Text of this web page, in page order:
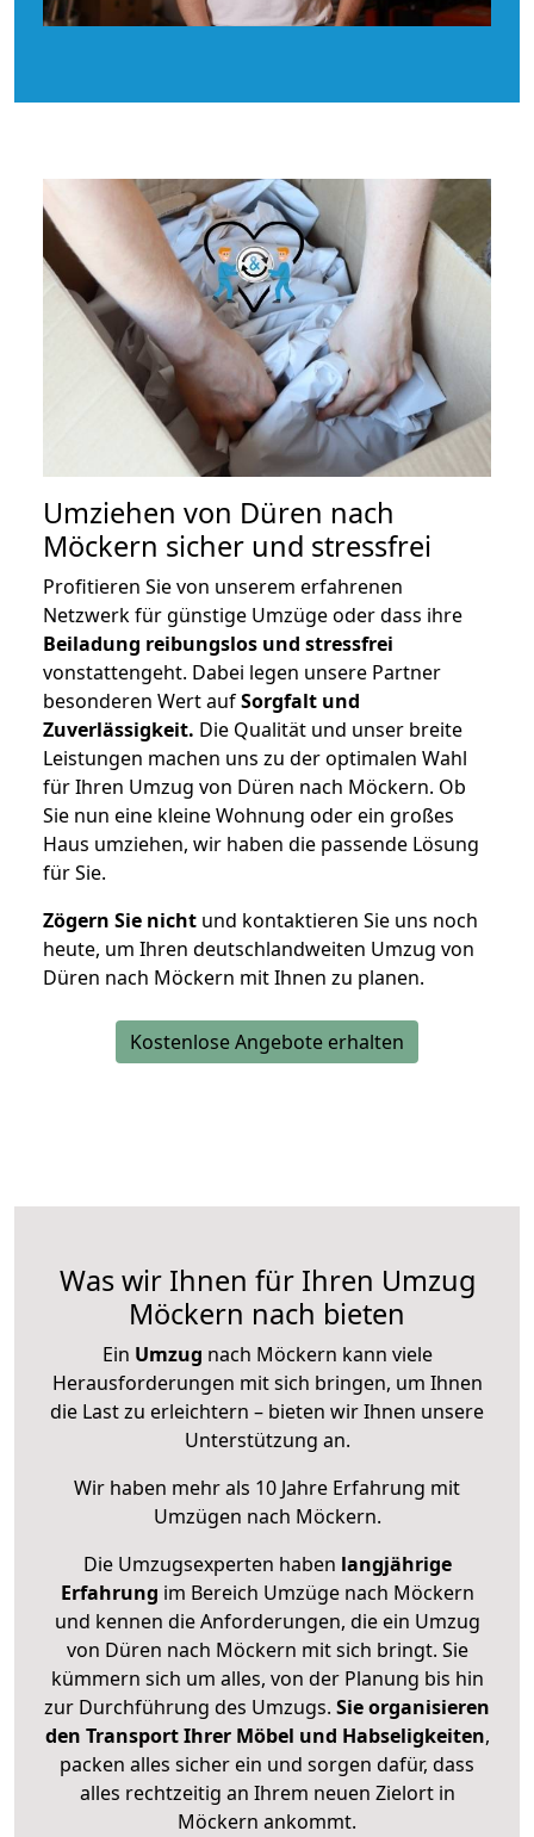
Umziehen von Düren nach
Möckern sicher und stressfrei
Profitieren Sie von unserem erfahrenen
Netzwerk für günstige Umzüge oder dass ihre
Beiladung reibungslos und stressfrei
vonstattengeht. Dabei legen unsere Partner
besonderen Wert aufSorgfalt und
Zuverlässigkeit. Die Qualität und unser breite
Leistungen machen uns zu der optimalen Wahl
für Ihren Umzug von Düren nach Möckern. Ob
Sie nun eine kleine Wohnung oder ein großes
Haus umziehen, wir haben die passende Lösung
für Sie.
Zögern Sie nicht und kontaktieren Sie uns noch
heute, um Ihren deutschlandweiten Umzug von
Düren nach Möckern mit Ihnen zu planen.
Kostenlose Angebote erhalten
Was wir Ihnen für Ihren Umzug
Möckern nach bieten
Ein Umzug nach Möckern kann viele
Herausforderungen mit sich bringen, um Ihnen
die Last zu erleichtern – bieten wir Ihnen unsere
Unterstützung an.
Wir haben mehr als 10 Jahre Erfahrung mit
Umzügen nach Möckern.
Die Umzugsexperten haben langjährige
Erfahrung im Bereich Umzüge nach Möckern
und kennen die Anforderungen, die ein Umzug
von Düren nach Möckern mit sich bringt. Sie
kümmern sich um alles, von der Planung bis hin
zur Durchführung des Umzugs. Sie organisieren
den Transport Ihrer Möbel und Habseligkeiten,
packen alles sicher ein und sorgen dafür, dass
alles rechtzeitig an Ihrem neuen Zielort in
Möckern ankommt.